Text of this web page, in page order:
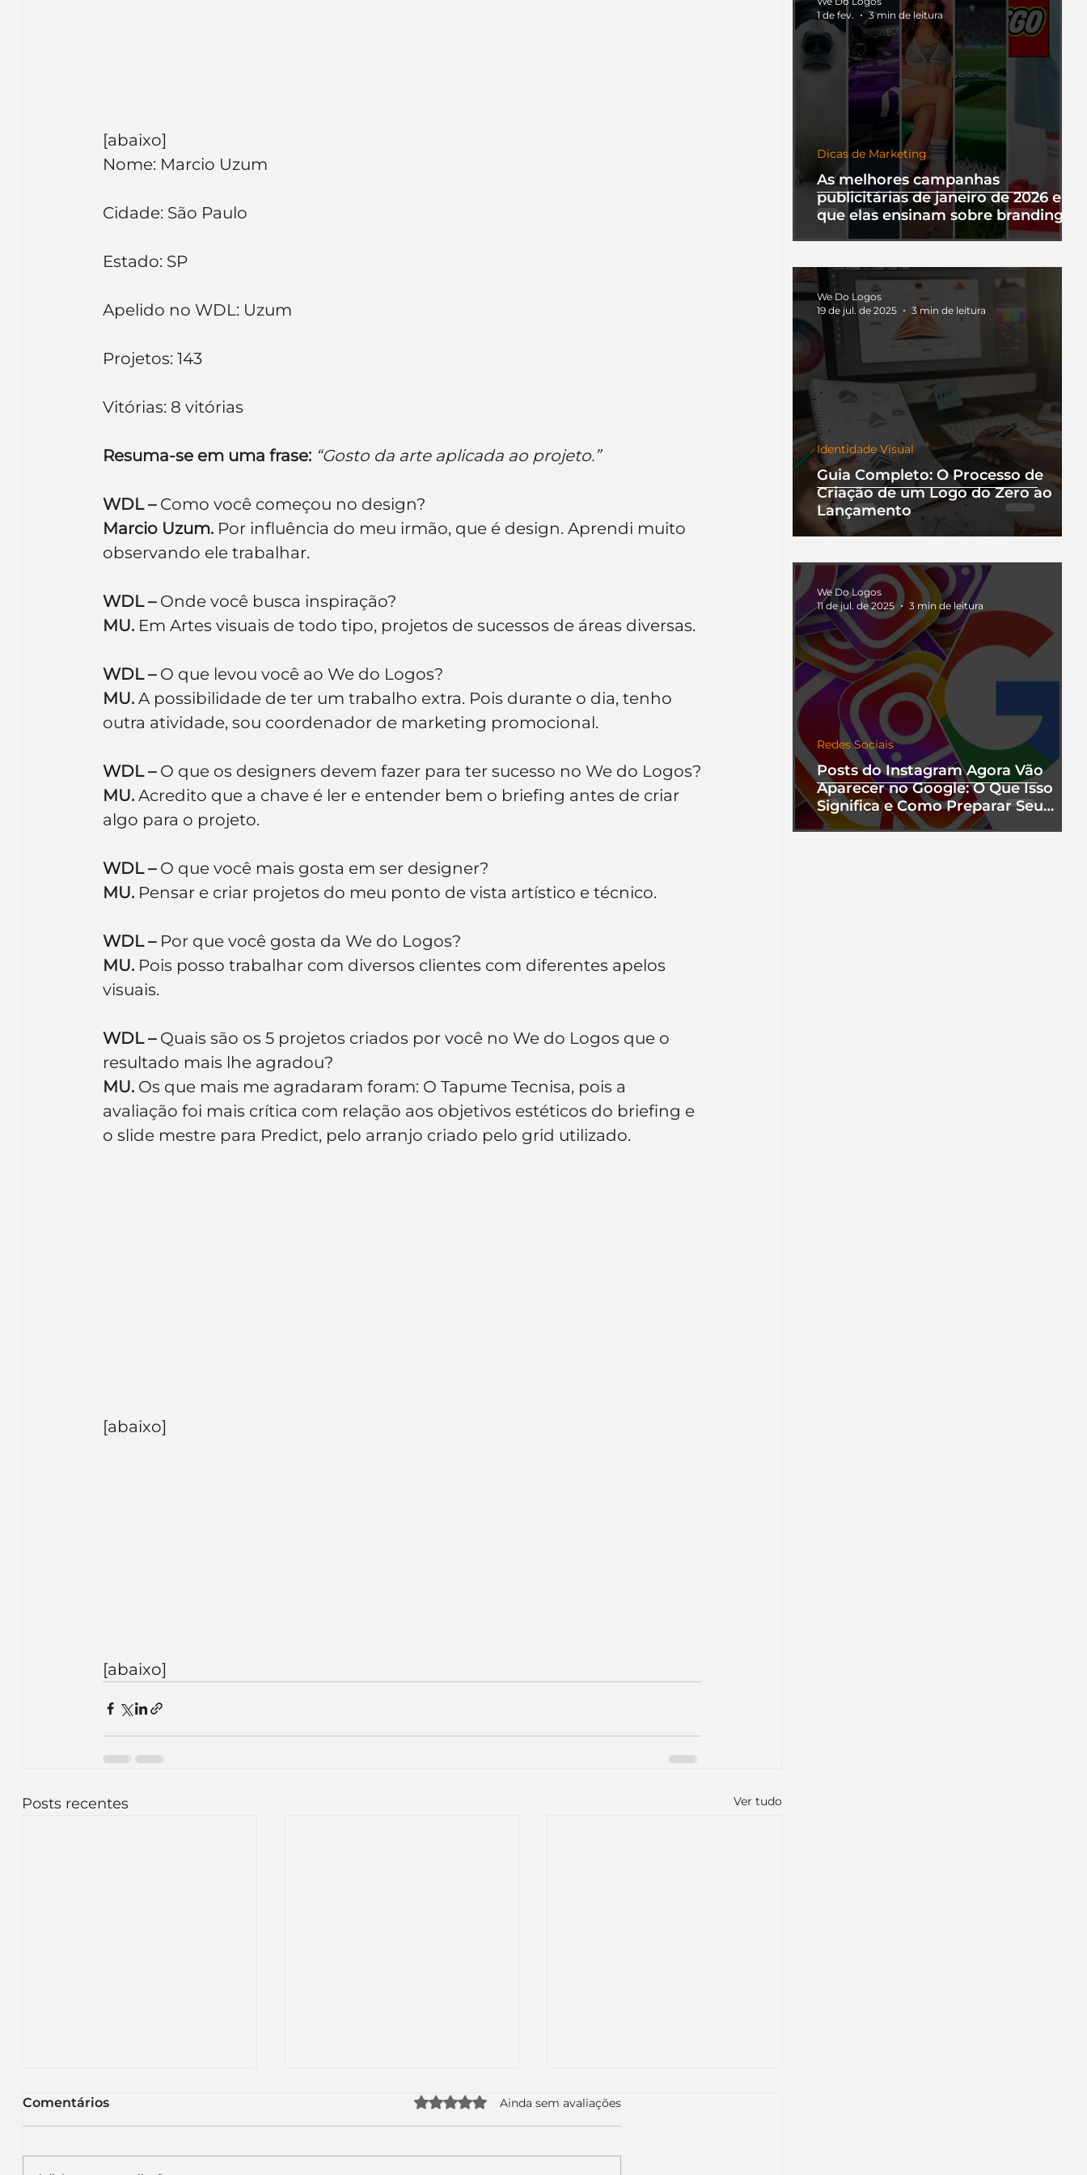
As melhores campanhas
publicitárias de janeiro de 2026 e o
que elas ensinam sobre branding
Dicas de Marketing
1 de fev.
3 min de leitura
Guia Completo: O Processo de
Criação de um Logo do Zero ao
Lançamento
Identidade Visual
We Do Logos
19 de jul. de 2025
3 min de leitura
Posts do Instagram Agora Vão
Aparecer no Google: O Que Isso
Significa e Como Preparar Seu
Perfil
Redes Sociais
We Do Logos
11 de jul. de 2025
3 min de leitura
[abaixo]
Nome: Marcio Uzum
Cidade: São Paulo
Estado: SP
Apelido no WDL: Uzum
Projetos: 143
Vitórias: 8 vitórias
Resuma-se em uma frase: “Gosto da arte aplicada ao projeto.”
WDL – Como você começou no design?
Marcio Uzum. Por influência do meu irmão, que é design. Aprendi muito
observando ele trabalhar.
WDL – Onde você busca inspiração?
MU. Em Artes visuais de todo tipo, projetos de sucessos de áreas diversas.
WDL – O que levou você ao We do Logos?
MU. A possibilidade de ter um trabalho extra. Pois durante o dia, tenho
outra atividade, sou coordenador de marketing promocional.
WDL – O que os designers devem fazer para ter sucesso no We do Logos?
MU. Acredito que a chave é ler e entender bem o briefing antes de criar
algo para o projeto.
WDL – O que você mais gosta em ser designer?
MU. Pensar e criar projetos do meu ponto de vista artístico e técnico.
WDL – Por que você gosta da We do Logos?
MU. Pois posso trabalhar com diversos clientes com diferentes apelos
visuais.
WDL – Quais são os 5 projetos criados por você no We do Logos que o
resultado mais lhe agradou?
MU. Os que mais me agradaram foram: O Tapume Tecnisa, pois a
avaliação foi mais crítica com relação aos objetivos estéticos do briefing e
o slide mestre para Predict, pelo arranjo criado pelo grid utilizado.
[abaixo]
[abaixo]
Posts recentes Ver tudo
Comentários Avaliado com 0 de 5 estrelas.
Ainda sem avaliações